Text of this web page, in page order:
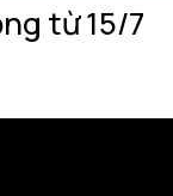
từ 15/7